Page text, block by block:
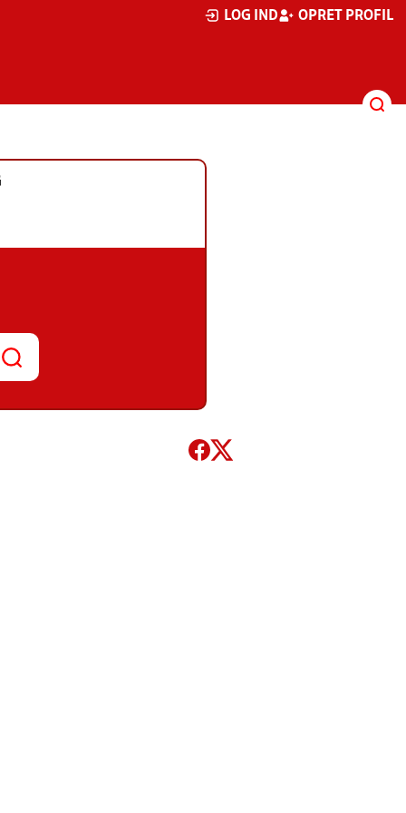
LOG IND OPRET PROFIL